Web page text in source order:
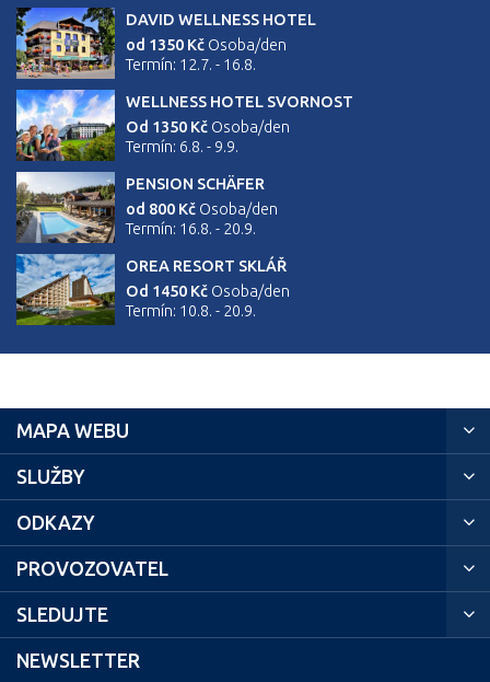
DAVID WELLNESS HOTEL
od 1350 Kč Osoba/den
Termín: 12.7. - 16.8.
WELLNESS HOTEL SVORNOST
Od 1350 Kč Osoba/den
Termín: 6.8. - 9.9.
PENSION SCHÄFER
od 800 Kč Osoba/den
Termín: 16.8. - 20.9.
OREA RESORT SKLÁŘ
Od 1450 Kč Osoba/den
Termín: 10.8. - 20.9.
MAPA WEBU
SLUŽBY
ODKAZY
PROVOZOVATEL
SLEDUJTE
NEWSLETTER